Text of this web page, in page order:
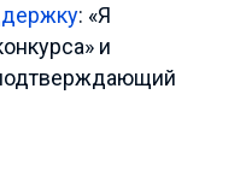
: «Я
и